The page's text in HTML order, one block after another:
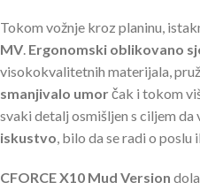
Tokom vožnje kroz planinu,
MV. Ergonomski oblikovano
visokokvalitetnih materijala,
smanjivalo umorčak i tokom
svaki detalj osmišljen s ciljem da
iskustvo, bilo da se radi o poslu
CFORCE X10 Mud Version